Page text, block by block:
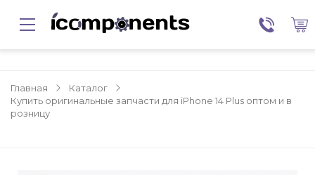
Главная
Каталог
Купить оригинальные запчасти для iPhone 14 Plus оптом и в
розницу